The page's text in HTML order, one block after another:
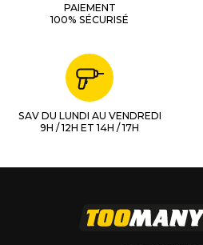
PAIEMENT
100% SÉCURISÉ
SAV DU LUNDI AU VENDREDI
9H / 12H ET 14H / 17H